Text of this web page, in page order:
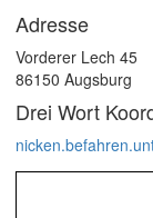
Adresse
Vorderer Lech 45
86150 Augsburg
Drei Wort